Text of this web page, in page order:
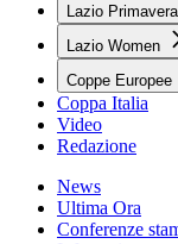
Lazio Primavera
Lazio Women
Coppe Europee
Coppa Italia
Video
Redazione
News
Ultima Ora
Conferenze